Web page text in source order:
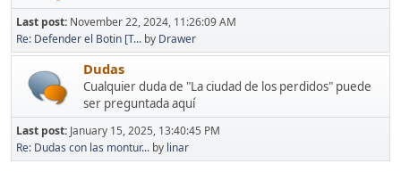
Last post: November 22, 2024, 11:26:09 AM
Re: Defender el Botin [T... by Drawer
Dudas
Cualquier duda de "La ciudad de los perdidos" puede
ser preguntada aquí
Last post: January 15, 2025, 13:40:45 PM
Re: Dudas con las montur... by linar